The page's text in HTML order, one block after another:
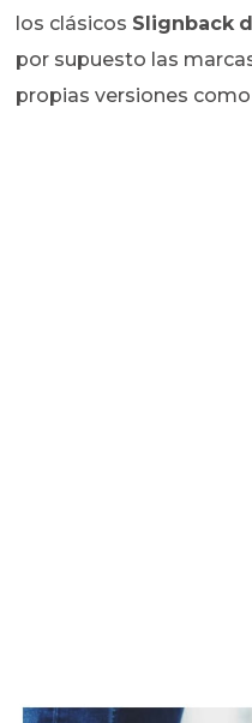
los clásicos Slignback
por supuesto las
propias versiones